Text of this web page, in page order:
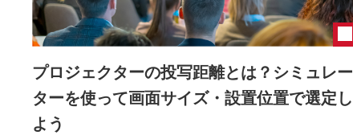
プロジェクターの投写距離とは？シミュレー
ターを使って画面サイズ・設置位置で選定し
よう